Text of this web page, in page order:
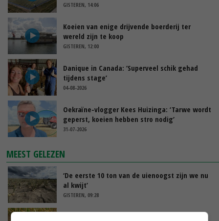
GISTEREN, 14:06
Koeien van enige drijvende boerderij ter
wereld zijn te koop
GISTEREN, 12:00
Danique in Canada: ‘Superveel schik gehad
tijdens stage’
04-08-2026
Oekraïne-vlogger Kees Huizinga: ‘Tarwe wordt
geperst, koeien hebben stro nodig’
31-07-2026
MEEST GELEZEN
‘De eerste 10 ton van de uienoogst zijn we nu
al kwijt’
GISTEREN, 09:28